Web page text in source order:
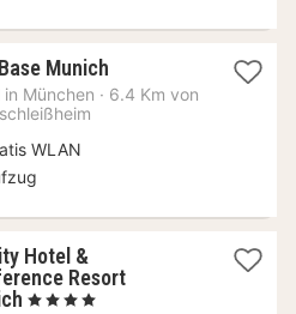
Munich1
Nacht
in München · 6.4 Km von
WLAN
Hotel &
Resort
1
, 4 Sterne